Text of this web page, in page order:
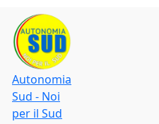
Autonomia
Sud - Noi
per il Sud